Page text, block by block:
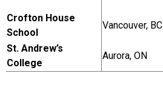
Crofton House
School
Vancouver, BC
St. Andrew’s
College
Aurora, ON